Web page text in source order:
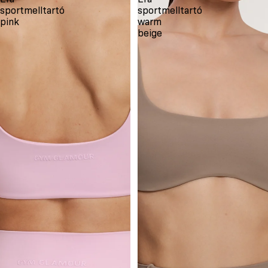
sportmelltartó
pink
sportmelltartó
warm
beige